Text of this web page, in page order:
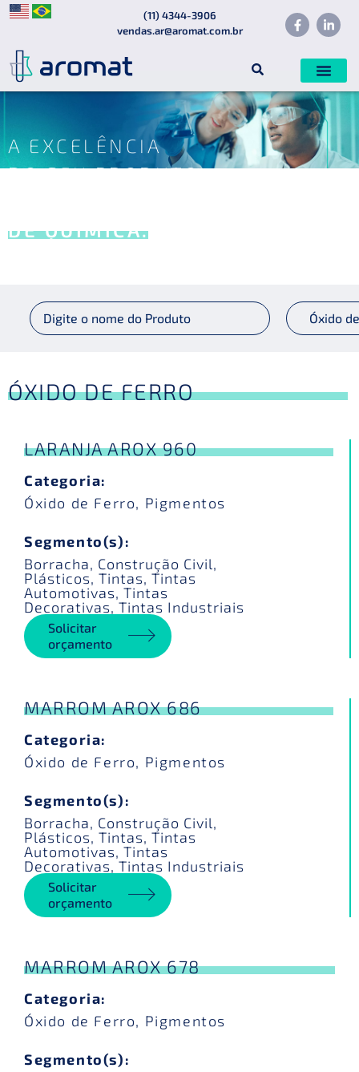
(11) 4344-3906
vendas.ar@aromat.com.br
A EXCELÊNCIA
DO SEU PRODUTO
DE QUÍMICA.
ÓXIDO DE FERRO
LARANJA AROX 960
Categoria:
Óxido de Ferro, Pigmentos
Segmento(s):
Borracha, Construção Civil,
Plásticos, Tintas, Tintas
Automotivas, Tintas
Decorativas, Tintas Industriais
Solicitar
orçamento
MARROM AROX 686
Categoria:
Óxido de Ferro, Pigmentos
Segmento(s):
Borracha, Construção Civil,
Plásticos, Tintas, Tintas
Automotivas, Tintas
Decorativas, Tintas Industriais
Solicitar
orçamento
MARROM AROX 678
Categoria:
Óxido de Ferro, Pigmentos
Segmento(s):